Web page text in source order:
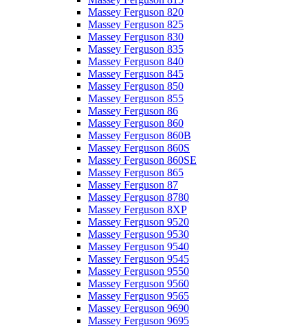
Massey Ferguson 820
Massey Ferguson 825
Massey Ferguson 830
Massey Ferguson 835
Massey Ferguson 840
Massey Ferguson 845
Massey Ferguson 850
Massey Ferguson 855
Massey Ferguson 86
Massey Ferguson 860
Massey Ferguson 860B
Massey Ferguson 860S
Massey Ferguson 860SE
Massey Ferguson 865
Massey Ferguson 87
Massey Ferguson 8780
Massey Ferguson 8XP
Massey Ferguson 9520
Massey Ferguson 9530
Massey Ferguson 9540
Massey Ferguson 9545
Massey Ferguson 9550
Massey Ferguson 9560
Massey Ferguson 9565
Massey Ferguson 9690
Massey Ferguson 9695